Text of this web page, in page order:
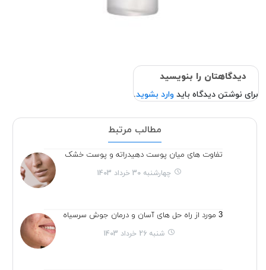
دیدگاهتان را بنویسید
برای نوشتن دیدگاه باید وارد بشوید.
مطالب مرتبط
تفاوت های میان پوست دهیدراته و پوست خشک
چهارشنبه 30 خرداد 1403
3 مورد از راه حل های آسان و درمان جوش سرسیاه
شنبه 26 خرداد 1403